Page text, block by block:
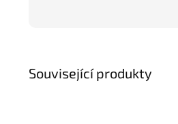
Související produkty